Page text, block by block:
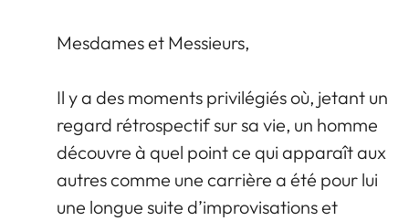
Mesdames et Messieurs,
Il y a des moments privilégiés où, jetant un
regard rétrospectif sur sa vie, un homme
découvre à quel point ce qui apparaît aux
autres comme une carrière a été pour lui
une longue suite d’improvisations et